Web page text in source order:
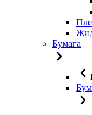
Бумага